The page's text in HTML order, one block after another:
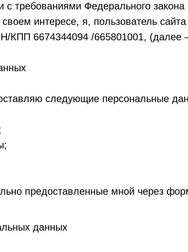
с требованиями Федерального
интересе, я, пользователь
6674344094 /665801001, (далее
следующие персональные
предоставленные мной через
данных